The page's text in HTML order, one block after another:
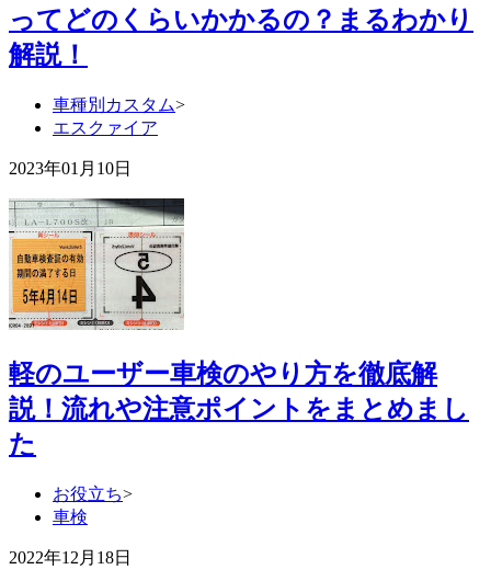
ってどのくらいかかるの？まるわかり
解説！
車種別カスタム>
エスクァイア
2023年01月10日
軽のユーザー車検のやり方を徹底解
説！流れや注意ポイントをまとめまし
た
お役立ち>
車検
2022年12月18日